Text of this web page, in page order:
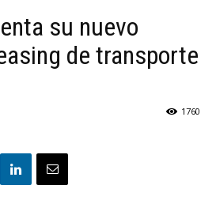
su nuevo
de transporte
1760